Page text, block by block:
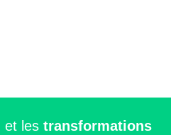
et les transformations